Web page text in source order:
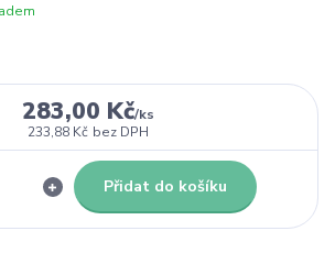
283,00 Kč/ks
233,88 Kč bez DPH
Přidat do košíku